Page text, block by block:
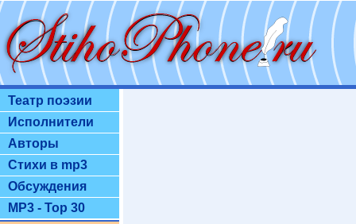
Театр поэзии
Исполнители
Авторы
Стихи в mp3
Обсуждения
MP3 - Top 30